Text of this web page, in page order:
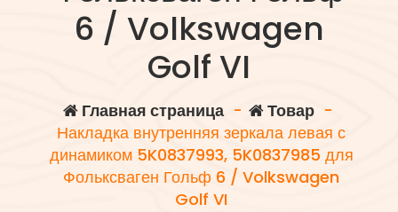
6 / Volkswagen
Golf VI
Главная страница- Товар-
Накладка внутренняя зеркала левая с
динамиком 5K0837993, 5K0837985 для
Фольксваген Гольф 6 / Volkswagen
Golf VI